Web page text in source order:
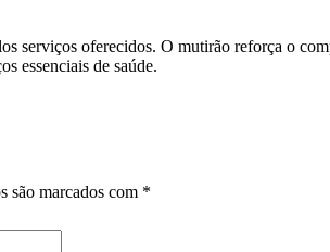
serviços oferecidos. O mutirão reforça o
essenciais de saúde.
são marcados com *